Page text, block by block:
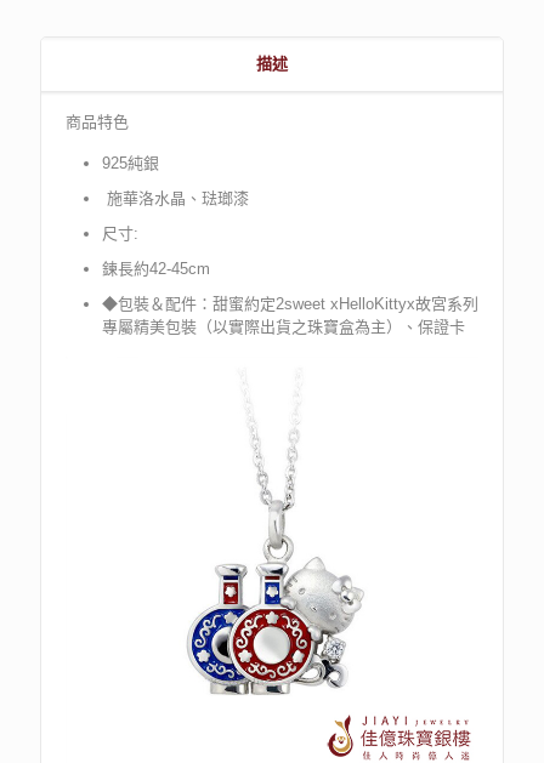
描述
商品特色
925純銀
施華洛水晶、琺瑯漆
尺寸:
鍊長約42-45cm
◆包裝＆配件：甜蜜約定2sweet xHelloKittyx故宮系列
專屬精美包裝（以實際出貨之珠寶盒為主）、保證卡